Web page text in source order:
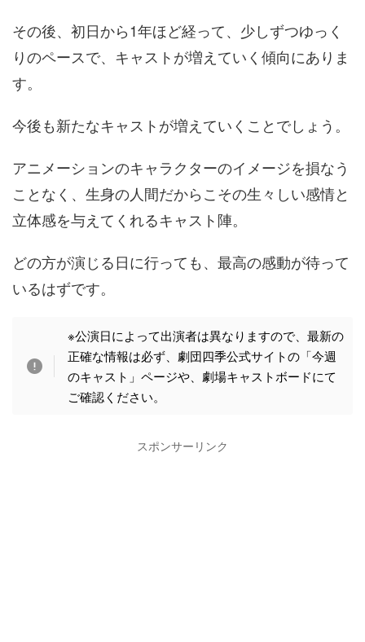
その後、初日から1年ほど経って、少しずつゆっく
りのペースで、キャストが増えていく傾向にありま
す。
今後も新たなキャストが増えていくことでしょう。
アニメーションのキャラクターのイメージを損なう
ことなく、生身の人間だからこその生々しい感情と
立体感を与えてくれるキャスト陣。
どの方が演じる日に行っても、最高の感動が待って
いるはずです。
※公演日によって出演者は異なりますので、最新の
正確な情報は必ず、劇団四季公式サイトの「今週
のキャスト」ページや、劇場キャストボードにて
ご確認ください。
スポンサーリンク